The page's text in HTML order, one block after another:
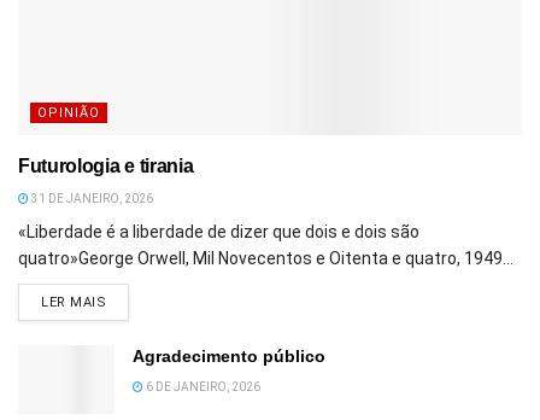
OPINIÃO
Futurologia e tirania
31 DE JANEIRO, 2026
«Liberdade é a liberdade de dizer que dois e dois são
quatro»George Orwell, Mil Novecentos e Oitenta e quatro, 1949...
LER MAIS
Agradecimento público
6 DE JANEIRO, 2026